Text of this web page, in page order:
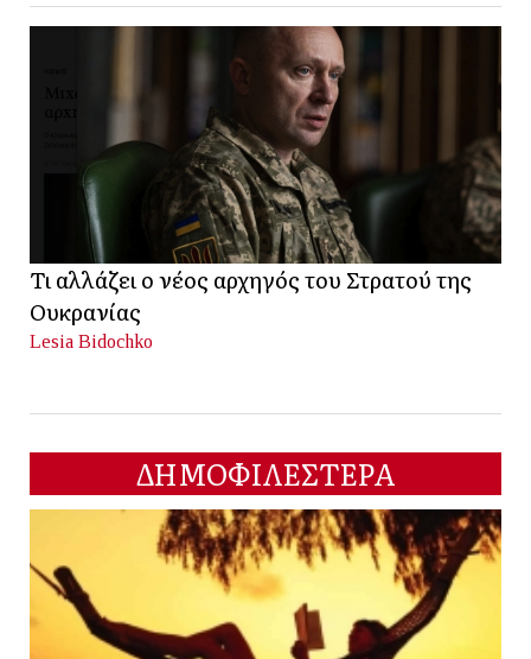
Τι αλλάζει ο νέος αρχηγός του Στρατού της
Ουκρανίας
Lesia Bidochko
ΔΗΜΟΦΙΛΕΣΤΕΡΑ